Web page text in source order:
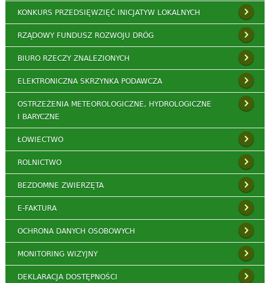
KONKURS PRZEDSIĘWZIĘĆ INICJATYW LOKALNYCH
RZĄDOWY FUNDUSZ ROZWOJU DRÓG
BIURO RZECZY ZNALEZIONYCH
ELEKTRONICZNA SKRZYNKA PODAWCZA
OSTRZEŻENIA METEOROLOGICZNE, HYDROLOGICZNE
I BARYCZNE
ŁOWIECTWO
ROLNICTWO
BEZDOMNE ZWIERZĘTA
E-FAKTURA
OCHRONA DANYCH OSOBOWYCH
MONITORING WIZYJNY
DEKLARACJA DOSTĘPNOŚCI